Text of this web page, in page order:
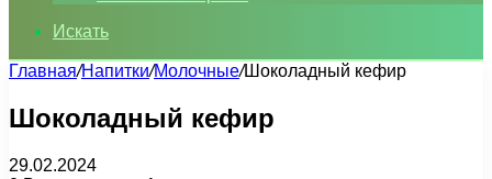
Искать
Главная/Напитки/Молочные/Шоколадный кефир
Шоколадный кефир
29.02.2024